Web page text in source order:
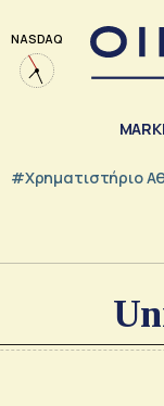
NASDAQ
#Χρηματιστήριο